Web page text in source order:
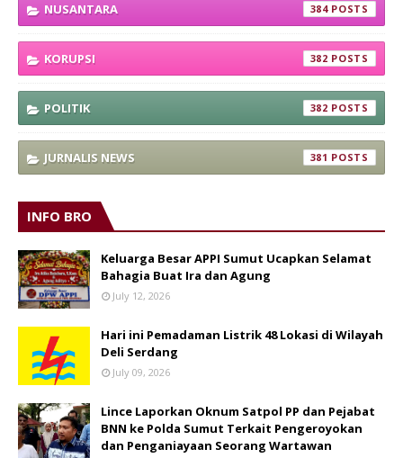
NUSANTARA 384
KORUPSI 382
POLITIK 382
JURNALIS NEWS 381
INFO BRO
Keluarga Besar APPI Sumut Ucapkan Selamat
Bahagia Buat Ira dan Agung
July 12, 2026
Hari ini Pemadaman Listrik 48 Lokasi di Wilayah
Deli Serdang
July 09, 2026
Lince Laporkan Oknum Satpol PP dan Pejabat
BNN ke Polda Sumut Terkait Pengeroyokan
dan Penganiayaan Seorang Wartawan